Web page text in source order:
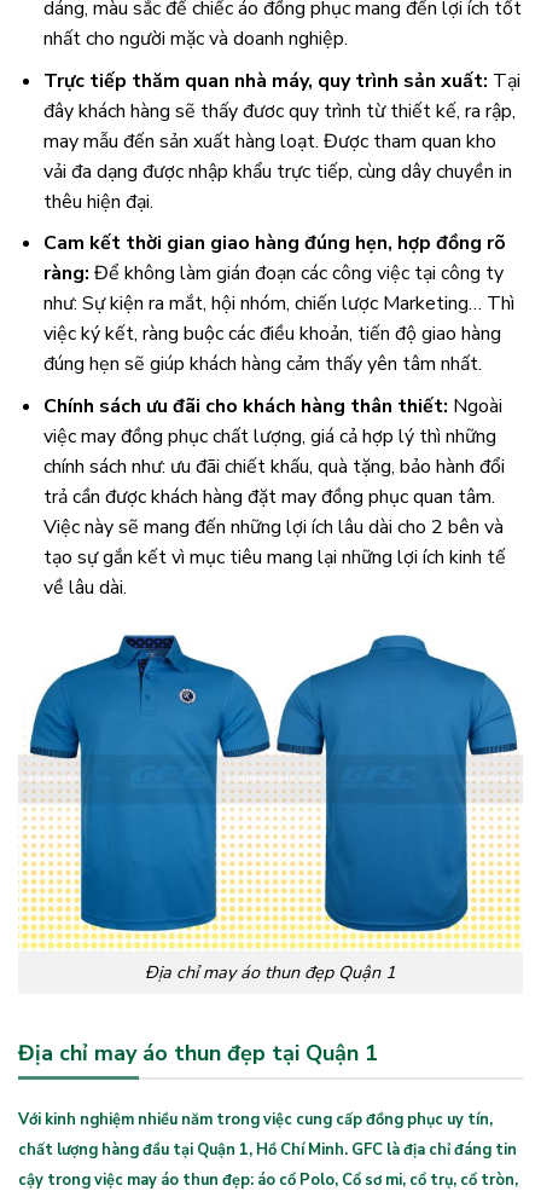
dáng, màu sắc để chiếc áo đồng phục mang đến lợi ích tốt
nhất cho người mặc và doanh nghiệp.
Trực tiếp thăm quan nhà máy, quy trình sản xuất: Tại
đây khách hàng sẽ thấy đươc quy trình từ thiết kế, ra rập,
may mẫu đến sản xuất hàng loạt. Được tham quan kho
vải đa dạng được nhập khẩu trực tiếp, cùng dây chuyền in
thêu hiện đại.
Cam kết thời gian giao hàng đúng hẹn, hợp đồng rõ
ràng: Để không làm gián đoạn các công việc tại công ty
như: Sự kiện ra mắt, hội nhóm, chiến lược Marketing… Thì
việc ký kết, ràng buộc các điều khoản, tiến độ giao hàng
đúng hẹn sẽ giúp khách hàng cảm thấy yên tâm nhất.
Chính sách ưu đãi cho khách hàng thân thiết: Ngoài
việc may đồng phục chất lượng, giá cả hợp lý thì những
chính sách như: ưu đãi chiết khấu, quà tặng, bảo hành đổi
trả cần được khách hàng đặt may đồng phục quan tâm.
Việc này sẽ mang đến những lợi ích lâu dài cho 2 bên và
tạo sự gắn kết vì mục tiêu mang lại những lợi ích kinh tế
về lâu dài.
Địa chỉ may áo thun đẹp Quận 1
Địa chỉ may áo thun đẹp tại Quận 1
Với kinh nghiệm nhiều năm trong việc cung cấp đồng phục uy tín,
chất lượng hàng đầu tại Quận 1, Hồ Chí Minh. GFC là địa chỉ đáng tin
cậy trong việc may áo thun đẹp: áo cổ Polo, Cổ sơ mi, cổ trụ, cổ tròn,